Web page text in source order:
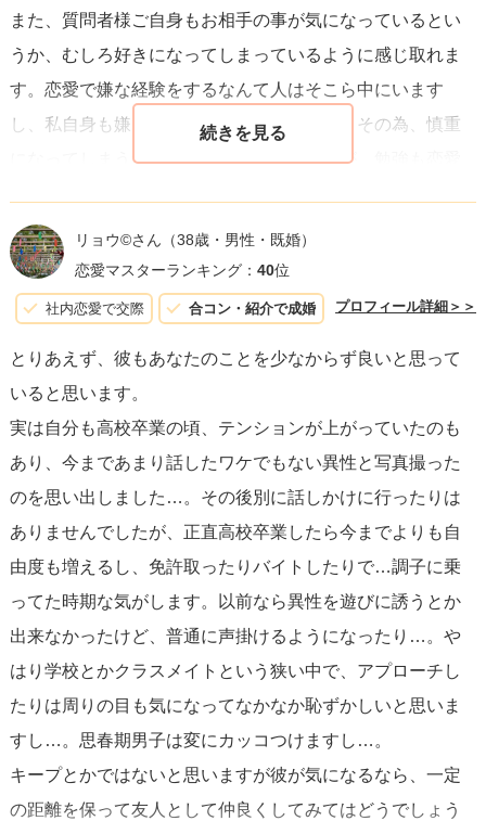
また、質問者様ご自身もお相手の事が気になっているとい
うか、むしろ好きになってしまっているように感じ取れま
す。恋愛で嫌な経験をするなんて人はそこら中にいます
し、私自身も嫌な経験をした事はあります。その為、慎重
になってしまう気持ちは十分に分かりますが、勉強も恋愛
みるといいと思います。
どんな結果になったとしても、自分の気持ちに背いて行動
リョウ©️さん （38歳・男性・既婚）
恋愛マスターランキング： 40位
社内恋愛で交際 合コン・紹介で成婚 プロフィール詳細＞＞
とりあえず、彼もあなたのことを少なからず良いと思って
いると思います。
実は自分も高校卒業の頃、テンションが上がっていたのも
あり、今まであまり話したワケでもない異性と写真撮った
のを思い出しました…。その後別に話しかけに行ったりは
ありませんでしたが、正直高校卒業したら今までよりも自
由度も増えるし、免許取ったりバイトしたりで…調子に乗
ってた時期な気がします。以前なら異性を遊びに誘うとか
出来なかったけど、普通に声掛けるようになったり…。や
はり学校とかクラスメイトという狭い中で、アプローチし
たりは周りの目も気になってなかなか恥ずかしいと思いま
すし…。思春期男子は変にカッコつけますし…。
キープとかではないと思いますが彼が気になるなら、一定
の距離を保って友人として仲良くしてみてはどうでしょう